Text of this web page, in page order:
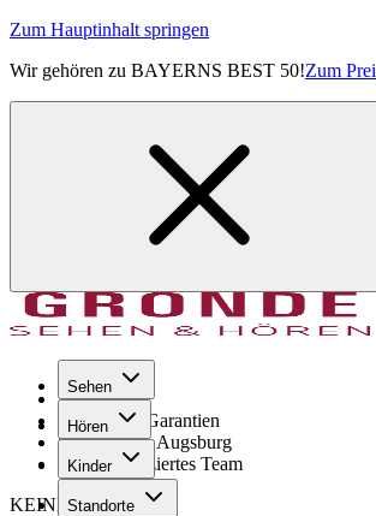
Zum Hauptinhalt springen
Wir gehören zu BAYERNS BEST 50!Zum
Sehen
Hören
Kinder
Standorte
Seit 1971
GRONDE Garantien
8× im Raum Augsburg
Hochqualifiziertes Team
KEINE SORGE!